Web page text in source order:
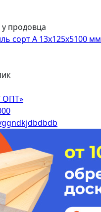
продовца
сорт А 13х125х5100 мм
ОПТ»